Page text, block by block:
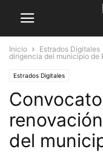
Inicio Estrados Digitales
dirigencia del municipio de
Estrados Digitales
del